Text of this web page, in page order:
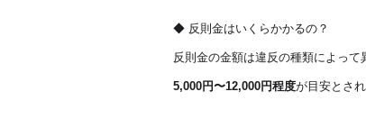
◆ 反則金はいくらかかるの？
反則金の金額は違反の種類によって
5,000円〜12,000円程度が目安とされ